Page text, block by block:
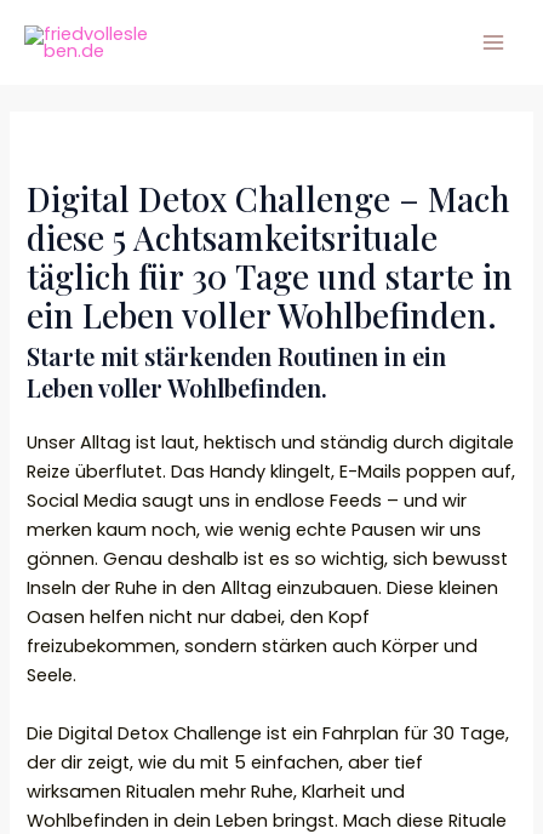
Inhalt
Digital Detox Challenge – Mach
diese 5 Achtsamkeitsrituale
täglich für 30 Tage und starte in
ein Leben voller Wohlbefinden.
Starte mit stärkenden Routinen in ein
Leben voller Wohlbefinden.
Unser Alltag ist laut, hektisch und ständig durch digitale
Reize überflutet. Das Handy klingelt, E-Mails poppen auf,
Social Media saugt uns in endlose Feeds – und wir
merken kaum noch, wie wenig echte Pausen wir uns
gönnen. Genau deshalb ist es so wichtig, sich bewusst
Inseln der Ruhe in den Alltag einzubauen. Diese kleinen
Oasen helfen nicht nur dabei, den Kopf
freizubekommen, sondern stärken auch Körper und
Seele.
Die Digital Detox Challenge ist ein Fahrplan für 30 Tage,
der dir zeigt, wie du mit 5 einfachen, aber tief
wirksamen Ritualen mehr Ruhe, Klarheit und
Wohlbefinden in dein Leben bringst. Mach diese Rituale